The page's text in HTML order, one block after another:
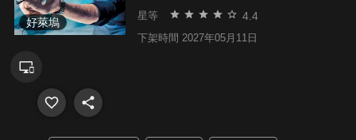
好萊塢
星等 4.4
下架時間 2027年05月11日